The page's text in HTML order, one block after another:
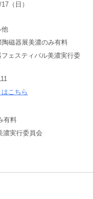
（日）
他
陶磁器展美濃のみ有料
フェスティバル美濃実行委
こちら
有料
濃実行委員会